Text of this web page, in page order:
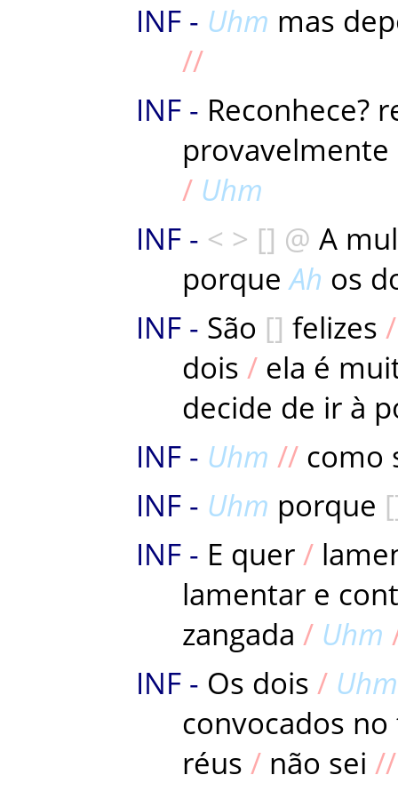
Uhm mas
Reconhece?
provavelmente
Uhm
A
porque Ah os
São
felizes
dois
ela é
decide de ir à
Uhm
como
Uhm porque
E quer
lamentar e
zangada
Uhm
Os dois
Uhm
convocados no
réus
não sei